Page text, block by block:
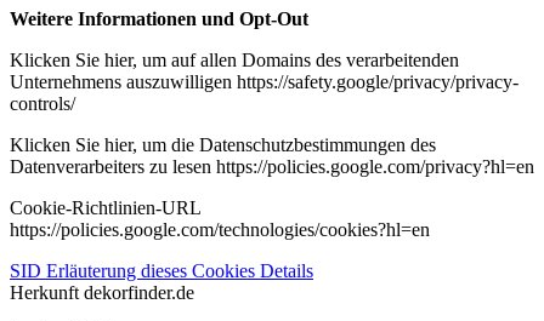
Weitere Informationen und Opt-Out
Klicken Sie hier, um auf allen Domains des verarbeitenden
Unternehmens auszuwilligen https://safety.google/privacy/privacy-
controls/
Klicken Sie hier, um die Datenschutzbestimmungen des
Datenverarbeiters zu lesen https://policies.google.com/privacy?hl=en
Cookie-Richtlinien-URL
https://policies.google.com/technologies/cookies?hl=en
SID Erläuterung dieses Cookies Details
Herkunft dekorfinder.de